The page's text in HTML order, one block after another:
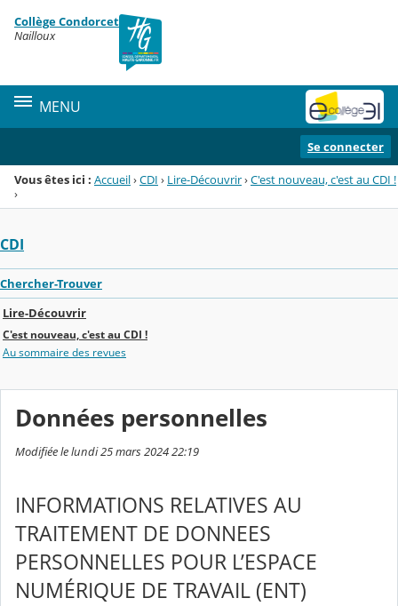
Menu de la rubrique
Contenu
Collège Condorcet
Nailloux
MENU
Se connecter
Vous êtes ici : Accueil›CDI › Lire-Découvrir›C'est nouveau, c'est au CDI !
›
CDI
Chercher-Trouver
Lire-Découvrir
C'est nouveau, c'est au CDI !
Au sommaire des revues
Données personnelles
Modifiée le lundi 25 mars 2024 22:19
INFORMATIONS RELATIVES AU
TRAITEMENT DE DONNEES
PERSONNELLES POUR L’ESPACE
NUMÉRIQUE DE TRAVAIL (ENT)